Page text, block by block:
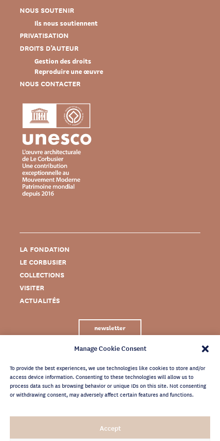
Manage Cookie Consent
To provide the best experiences, we use technologies like cookies to store and/or
access device information. Consenting to these technologies will allow us to
process data such as browsing behavior or unique IDs on this site. Not consenting
or withdrawing consent, may adversely affect certain features and functions.
Accept
NOUS SOUTENIR
Ils nous soutiennent
PRIVATISATION
DROITS D’AUTEUR
Gestion des droits
Reproduire une œuvre
NOUS CONTACTER
LA FONDATION
LE CORBUSIER
COLLECTIONS
VISITER
ACTUALITÉS
newsletter
MENTIONS LÉGALES
CRÉDITS